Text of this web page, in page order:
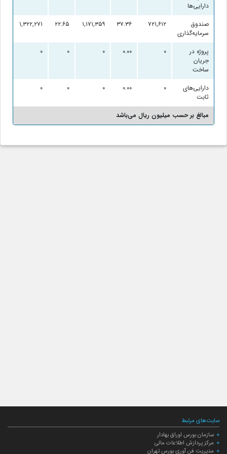
دارایی‌ها
صندوق
سرمایه‌گذاری
۷۲۱,۶۱۲ ۳۷.۳۶ ۱,۱۷۱,۳۵۹ ۲۲.۶۵ ۱,۳۲۲,۲۷۱
پروژه در
جریان
ساخت
۰ ۰.۰۰ ۰ ۰ ۰
دارایی‌های
ثابت
۰ ۰.۰۰ ۰ ۰ ۰
مبالغ بر حسب میلیون ریال می‌باشد
سایت‌های مرتبط
سازمان بورس اوراق بهادار
مرکز پردازش اطلاعات مالی
مدیریت فن آوری بورس تهران